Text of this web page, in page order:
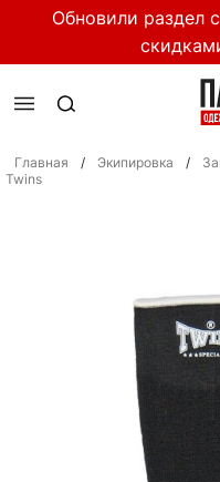
Обновили раздел
Главная / Экипировка /
Twins